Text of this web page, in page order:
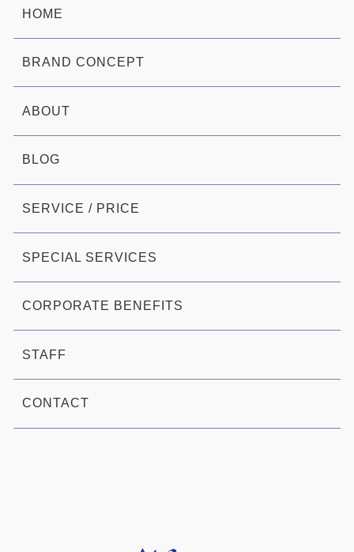
HOME
BRAND CONCEPT
ABOUT
BLOG
SERVICE / PRICE
SPECIAL SERVICES
CORPORATE BENEFITS
STAFF
CONTACT